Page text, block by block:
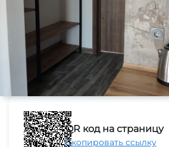
QR код на страницу
Скопировать ссылку